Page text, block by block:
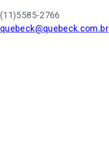
(11)5585-2766
quebeck@quebeck.com.br